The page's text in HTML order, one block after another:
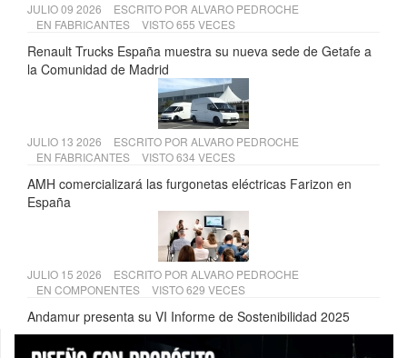
JULIO 09 2026 ESCRITO POR ALVARO PEDROCHE
EN FABRICANTES VISTO 655 VECES
Renault Trucks España muestra su nueva sede de Getafe a
la Comunidad de Madrid
JULIO 13 2026 ESCRITO POR ALVARO PEDROCHE
EN FABRICANTES VISTO 634 VECES
AMH comercializará las furgonetas eléctricas Farizon en
España
JULIO 15 2026 ESCRITO POR ALVARO PEDROCHE
EN COMPONENTES VISTO 629 VECES
Andamur presenta su VI Informe de Sostenibilidad 2025